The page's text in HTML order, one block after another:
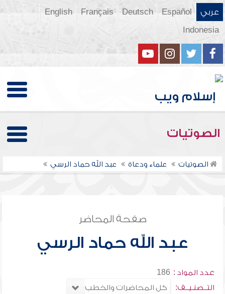
عربي Español
Deutsch
Français
English
Indonesia
الصوتيات
الصوتيات علماء ودعاة عبد الله حماد الرسي
صفحة المحاضر
عبد الله حماد الرسي
عدد المواد : 186
التــصنـيــف: